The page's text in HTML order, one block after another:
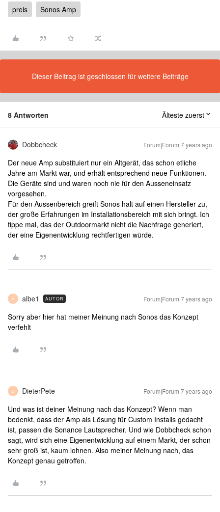
preis Sonos Amp
Dieser Beitrag ist geschlossen für weitere Beiträge
8 Antworten Älteste zuerst
Dobbcheck Forum|Forum|7 years ago
Der neue Amp substituiert nur ein Altgerät, das schon etliche
Jahre am Markt war, und erhält entsprechend neue Funktionen.
Die Geräte sind und waren noch nie für den Ausseneinsatz
vorgesehen.
Für den Aussenbereich greift Sonos halt auf einen Hersteller zu,
der große Erfahrungen im Installationsbereich mit sich bringt. Ich
tippe mal, das der Outdoormarkt nicht die Nachfrage generiert,
der eine Eigenentwicklung rechtfertigen würde.
A albe1 AUTOR Forum|Forum|7 years ago
Sorry aber hier hat meiner Meinung nach Sonos das Konzept
verfehlt
D DieterPete Forum|Forum|7 years ago
Und was ist deiner Meinung nach das Konzept? Wenn man
bedenkt, dass der Amp als Lösung für Custom Installs gedacht
ist, passen die Sonance Lautsprecher. Und wie Dobbcheck schon
sagt, wird sich eine Eigenentwicklung auf einem Markt, der schon
sehr groß ist, kaum lohnen. Also meiner Meinung nach, das
Konzept genau getroffen.